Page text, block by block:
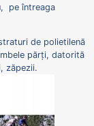
pe întreaga
de polietilenă
părți, datorită
zăpezii.